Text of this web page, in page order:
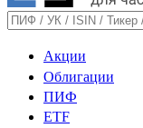
Акции
Облигации
ПИФ
ETF